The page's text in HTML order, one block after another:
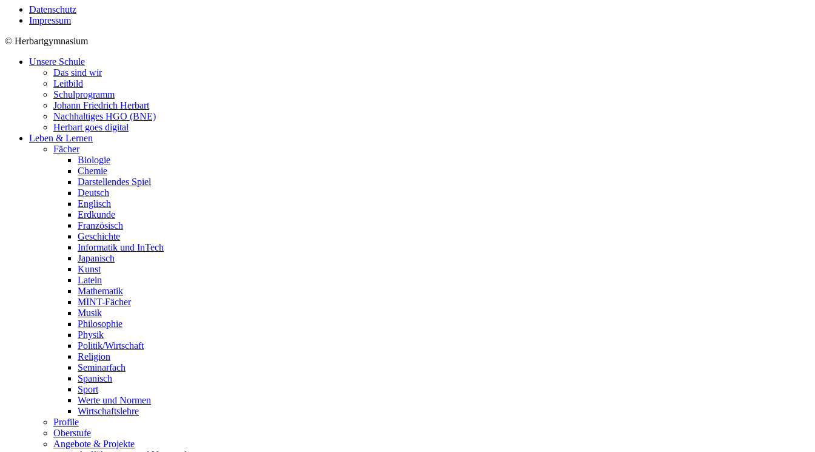
Datenschutz
Impressum
© Herbartgymnasium
Unsere Schule
Das sind wir
Leitbild
Schulprogramm
Johann Friedrich Herbart
Nachhaltiges HGO (BNE)
Herbart goes digital
Leben & Lernen
Fächer
Biologie
Chemie
Darstellendes Spiel
Deutsch
Englisch
Erdkunde
Französisch
Geschichte
Informatik und InTech
Japanisch
Kunst
Latein
Mathematik
MINT-Fächer
Musik
Philosophie
Physik
Politik/Wirtschaft
Religion
Seminarfach
Spanisch
Sport
Werte und Normen
Wirtschaftslehre
Profile
Oberstufe
Angebote & Projekte